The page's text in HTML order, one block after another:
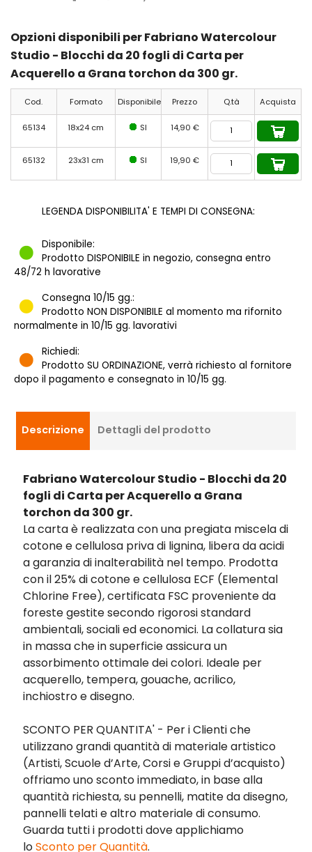
Opzioni disponibili per Fabriano Watercolour
Studio - Blocchi da 20 fogli di Carta per
Acquerello a Grana torchon da 300 gr.
Cod. Formato Disponibile Prezzo Q.tà Acquista
65134 18x24 cm SI 14,90 €
65132 23x31 cm SI 19,90 €
LEGENDA DISPONIBILITA' E TEMPI DI CONSEGNA:
Disponibile:
Prodotto DISPONIBILE in negozio, consegna entro
48/72 h lavorative
Consegna 10/15 gg.:
Prodotto NON DISPONIBILE al momento ma rifornito
normalmente in 10/15 gg. lavorativi
Richiedi:
Prodotto SU ORDINAZIONE, verrà richiesto al fornitore
dopo il pagamento e consegnato in 10/15 gg.
Descrizione Dettagli del prodotto
Fabriano Watercolour Studio - Blocchi da 20
fogli di Carta per Acquerello a Grana
torchon da 300 gr.
La carta è realizzata con una pregiata miscela di
cotone e cellulosa priva di lignina, libera da acidi
a garanzia di inalterabilità nel tempo. Prodotta
con il 25% di cotone e cellulosa ECF (Elemental
Chlorine Free), certificata FSC proveniente da
foreste gestite secondo rigorosi standard
ambientali, sociali ed economici. La collatura sia
in massa che in superficie assicura un
assorbimento ottimale dei colori. Ideale per
acquerello, tempera, gouache, acrilico,
inchiostro e disegno.
SCONTO PER QUANTITA' - Per i Clienti che
utilizzano grandi quantità di materiale artistico
(Artisti, Scuole d’Arte, Corsi e Gruppi d’acquisto)
offriamo uno sconto immediato, in base alla
quantità richiesta, su pennelli, matite da disegno,
pannelli telati e altro materiale di consumo.
Guarda tutti i prodotti dove applichiamo
loSconto per Quantità.